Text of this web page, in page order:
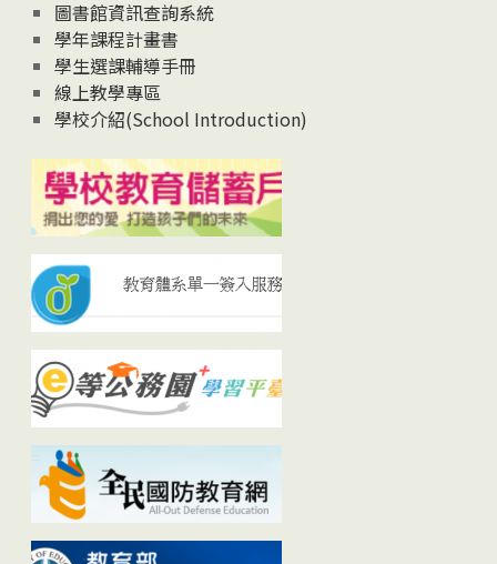
圖書館資訊查詢系統
學年課程計畫書
學生選課輔導手冊
線上教學專區
學校介紹(School Introduction)